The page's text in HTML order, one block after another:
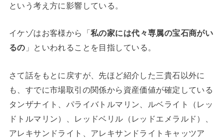
という考え方に影響している。
イケゾはお客様から「私の家には代々専属の宝石商がい
るの 」といわれることを目指している。
さて話をもとに戻すが、先ほど紹介した三貴石以外に
も、すでに市場取引の関係から資産価値が確定している
タンザナイト、パライバトルマリン、ルベライト（レッ
ドトルマリン）、レッドベリル（レッドエメラルド）、
アレキサンドライト、アレキサンドライトキャッツア